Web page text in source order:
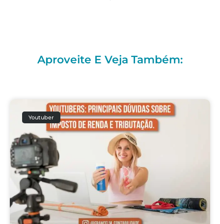
Aproveite E Veja Também:
Youtuber